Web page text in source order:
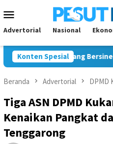
ke
kontenMobile
Advertorial Nasional
Konten Spesial
JMSI Bontang Bersinergi
Beranda Advertorial DPMD
Tiga ASN DPMD
Kenaikan Pangkat
Tenggarong